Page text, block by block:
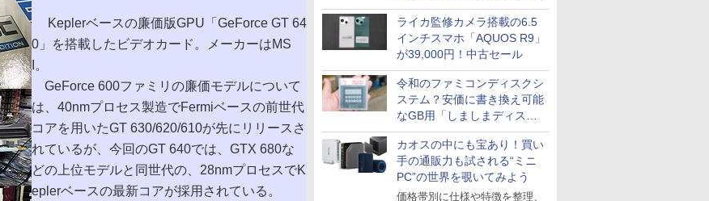
ザーが押し寄せ長蛇の列に
ライカ監修カメラ搭載の6.5
インチスマホ「AQUOS R9」
が39,000円！中古セール
令和のファミコンディスクシ
ステム？安価に書き換え可能
なGB用「しましまディスク
システム」
カオスの中にも宝あり！買い
手の通販力も試される“ミニ
PC”の世界を覗いてみよう
価格帯別に仕様や特徴を整理、
Keplerベースの廉価版GPU「GeForce GT 64
0」を搭載したビデオカード。メーカーはMS
I。
GeForce 600ファミリの廉価モデルについて
は、40nmプロセス製造でFermiベースの前世代
コアを用いたGT 630/620/610が先にリリースさ
れているが、今回のGT 640では、GTX 680な
どの上位モデルと同世代の、28nmプロセスでK
eplerベースの最新コアが採用されている。